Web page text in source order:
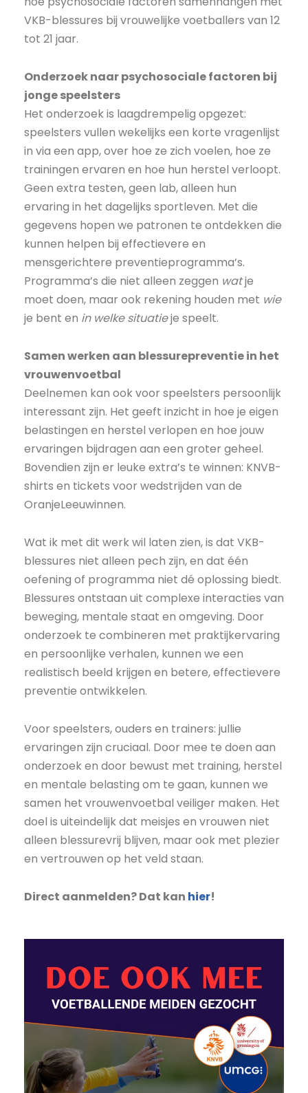
VKB-blessures bij vrouwelijke voetballers van 12
tot 21 jaar.
Onderzoek naar psychosociale factoren bij
jonge speelsters
Het onderzoek is laagdrempelig opgezet:
speelsters vullen wekelijks een korte vragenlijst
in via een app, over hoe ze zich voelen, hoe ze
trainingen ervaren en hoe hun herstel verloopt.
Geen extra testen, geen lab, alleen hun
ervaring in het dagelijks sportleven. Met die
gegevens hopen we patronen te ontdekken die
kunnen helpen bij effectievere en
mensgerichtere preventieprogramma’s.
Programma’s die niet alleen zeggen watje
moet doen, maar ook rekening houden met wie
je bent en in welke situatieje speelt.
Samen werken aan blessurepreventie in het
vrouwenvoetbal
Deelnemen kan ook voor speelsters persoonlijk
interessant zijn. Het geeft inzicht in hoe je eigen
belastingen en herstel verlopen en hoe jouw
ervaringen bijdragen aan een groter geheel.
Bovendien zijn er leuke extra’s te winnen: KNVB-
shirts en tickets voor wedstrijden van de
OranjeLeeuwinnen.
Wat ik met dit werk wil laten zien, is dat VKB-
blessures niet alleen pech zijn, en dat één
oefening of programma niet dé oplossing biedt.
Blessures ontstaan uit complexe interacties van
beweging, mentale staat en omgeving. Door
onderzoek te combineren met praktijkervaring
en persoonlijke verhalen, kunnen we een
realistisch beeld krijgen en betere, effectievere
preventie ontwikkelen.
Voor speelsters, ouders en trainers: jullie
ervaringen zijn cruciaal. Door mee te doen aan
onderzoek en door bewust met training, herstel
en mentale belasting om te gaan, kunnen we
samen het vrouwenvoetbal veiliger maken. Het
doel is uiteindelijk dat meisjes en vrouwen niet
alleen blessurevrij blijven, maar ook met plezier
en vertrouwen op het veld staan.
Direct aanmelden? Dat kan hier!